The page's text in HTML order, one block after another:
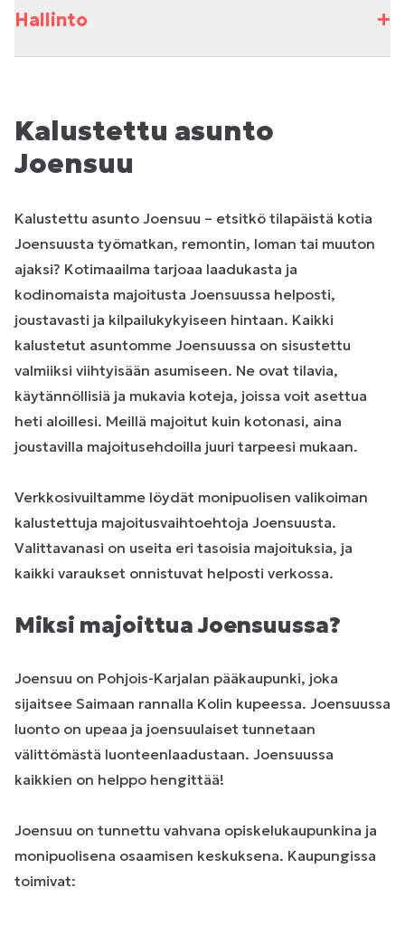
Hallinto +
Kalustettu asunto
Joensuu
Kalustettu asunto Joensuu – etsitkö tilapäistä kotia
Joensuusta työmatkan, remontin, loman tai muuton
ajaksi? Kotimaailma tarjoaa laadukasta ja
kodinomaista majoitusta Joensuussa helposti,
joustavasti ja kilpailukykyiseen hintaan. Kaikki
kalustetut asuntomme Joensuussa on sisustettu
valmiiksi viihtyisään asumiseen. Ne ovat tilavia,
käytännöllisiä ja mukavia koteja, joissa voit asettua
heti aloillesi. Meillä majoitut kuin kotonasi, aina
joustavilla majoitusehdoilla juuri tarpeesi mukaan.
Verkkosivuiltamme löydät monipuolisen valikoiman
kalustettuja majoitusvaihtoehtoja Joensuusta.
Valittavanasi on useita eri tasoisia majoituksia, ja
kaikki varaukset onnistuvat helposti verkossa.
Miksi majoittua Joensuussa?
Joensuu on Pohjois-Karjalan pääkaupunki, joka
sijaitsee Saimaan rannalla Kolin kupeessa. Joensuussa
luonto on upeaa ja joensuulaiset tunnetaan
välittömästä luonteenlaadustaan. Joensuussa
kaikkien on helppo hengittää!
Joensuu on tunnettu vahvana opiskelukaupunkina ja
monipuolisena osaamisen keskuksena. Kaupungissa
toimivat: